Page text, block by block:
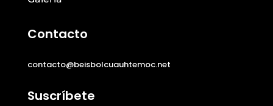
Contacto
contacto@beisbolcuauhtemoc.net
Suscríbete